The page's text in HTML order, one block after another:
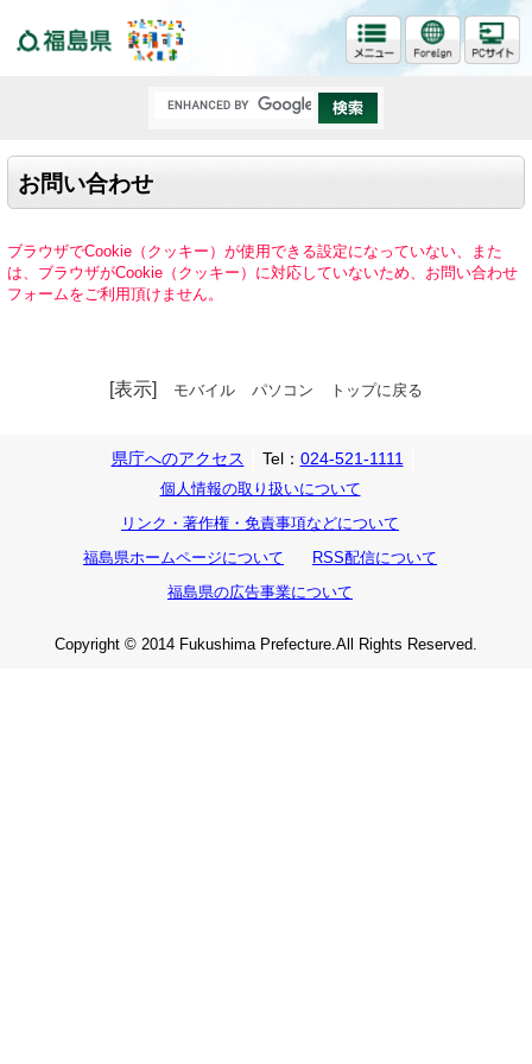
お問い合わせ
ブラウザでCookie（クッキー）が使用できる設定になっていない、また
は、ブラウザがCookie（クッキー）に対応していないため、お問い合わせ
フォームをご利用頂けません。
[表示] モバイル パソコン トップに戻る
県庁へのアクセス Tel： 024-521-1111
個人情報の取り扱いについて
リンク・著作権・免責事項などについて
福島県ホームページについて
RSS配信について
福島県の広告事業について
Copyright © 2014 Fukushima Prefecture.All Rights Reserved.